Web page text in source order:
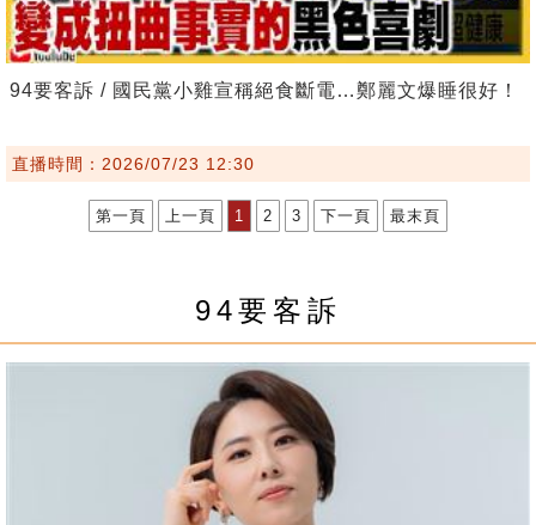
94要客訴 / 國民黨小雞宣稱絕食斷電…鄭麗文爆睡很好！
直播時間：2026/07/23 12:30
第一頁 上一頁 1 2 3 下一頁 最末頁
94要客訴